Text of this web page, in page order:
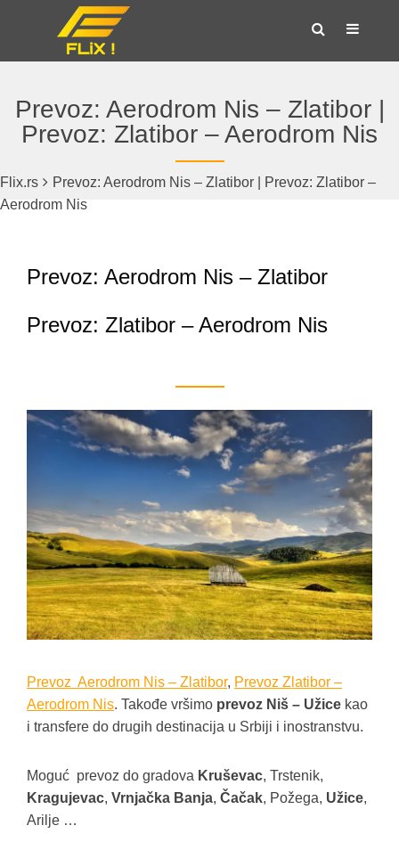
Prevoz: Aerodrom Nis – Zlatibor |
Prevoz: Zlatibor – Aerodrom Nis
Flix.rs
Prevoz: Aerodrom Nis – Zlatibor | Prevoz: Zlatibor –
Aerodrom Nis
Prevoz: Aerodrom Nis – Zlatibor
Prevoz: Zlatibor – Aerodrom Nis
Prevoz Aerodrom Nis – Zlatibor, Prevoz Zlatibor –
Aerodrom Nis. Takođe vršimo prevoz Niš – Užice kao
i transfere do drugih destinacija u Srbiji i inostranstvu.
Moguć prevoz do gradova Kruševac, Trstenik,
Kragujevac, Vrnjačka Banja, Čačak, Požega, Užice,
Arilje …